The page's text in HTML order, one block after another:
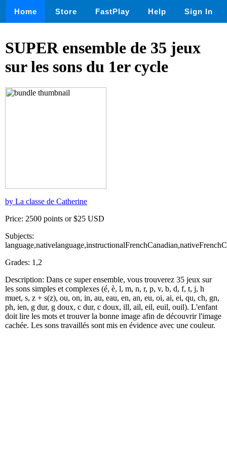
Home Store FastPlay Help Sign In
SUPER ensemble de 35 jeux
sur les sons du 1er cycle
by La classe de Catherine
Price: 2500 points or $25 USD
Subjects:
Grades: 1,2
Description: Dans ce super ensemble, vous trouverez 35 jeux sur
les sons simples et complexes (é, è, l, m, n, r, p, v, b, d, f, t, j, h
muet, s, z + s(z), ou, on, in, au, eau, en, an, eu, oi, ai, ei, qu, ch, gn,
ph, ien, g dur, g doux, c dur, c doux, ill, ail, eil, euil, ouil). L'enfant
doit lire les mots et trouver la bonne image afin de découvrir l'image
cachée. Les sons travaillés sont mis en évidence avec une couleur.